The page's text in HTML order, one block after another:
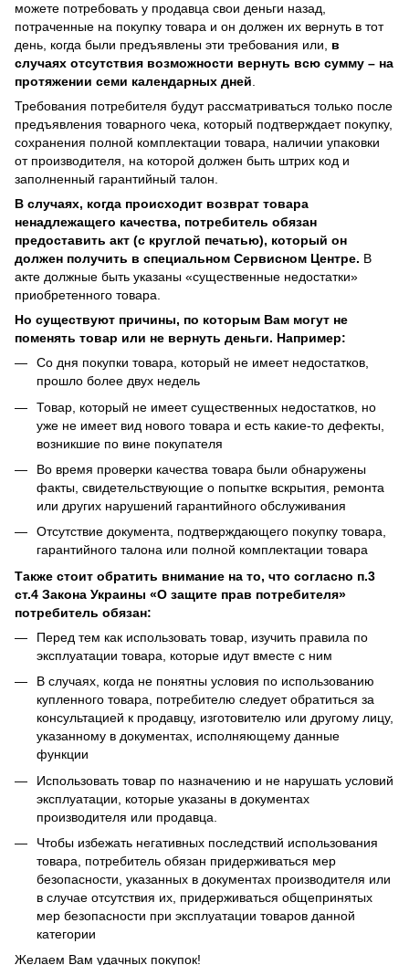
можете потребовать у продавца свои деньги назад,
потраченные на покупку товара и он должен их вернуть в тот
день, когда были предъявлены эти требования или, в
случаях отсутствия возможности вернуть всю сумму – на
протяжении семи календарных дней.
Требования потребителя будут рассматриваться только после
предъявления товарного чека, который подтверждает покупку,
сохранения полной комплектации товара, наличии упаковки
от производителя, на которой должен быть штрих код и
заполненный гарантийный талон.
В случаях, когда происходит возврат товара
ненадлежащего качества, потребитель обязан
предоставить акт (с круглой печатью), который он
должен получить в специальном Сервисном Центре. В
акте должные быть указаны «существенные недостатки»
приобретенного товара.
Но существуют причины, по которым Вам могут не
поменять товар или не вернуть деньги. Например:
Со дня покупки товара, который не имеет недостатков,
прошло более двух недель
Товар, который не имеет существенных недостатков, но
уже не имеет вид нового товара и есть какие-то дефекты,
возникшие по вине покупателя
Во время проверки качества товара были обнаружены
факты, свидетельствующие о попытке вскрытия, ремонта
или других нарушений гарантийного обслуживания
Отсутствие документа, подтверждающего покупку товара,
гарантийного талона или полной комплектации товара
Также стоит обратить внимание на то, что согласно п.3
ст.4 Закона Украины «О защите прав потребителя»
потребитель обязан:
Перед тем как использовать товар, изучить правила по
эксплуатации товара, которые идут вместе с ним
В случаях, когда не понятны условия по использованию
купленного товара, потребителю следует обратиться за
консультацией к продавцу, изготовителю или другому лицу,
указанному в документах, исполняющему данные
функции
Использовать товар по назначению и не нарушать условий
эксплуатации, которые указаны в документах
производителя или продавца.
Чтобы избежать негативных последствий использования
товара, потребитель обязан придерживаться мер
безопасности, указанных в документах производителя или
в случае отсутствия их, придерживаться общепринятых
мер безопасности при эксплуатации товаров данной
категории
Желаем Вам удачных покупок!